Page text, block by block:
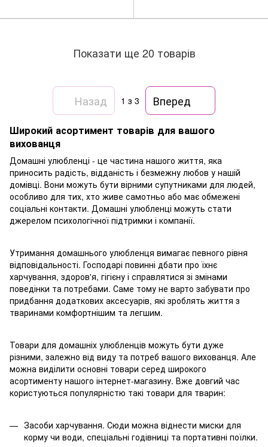
Показати ще 20 товарів
Назад 1 з 3 Вперед
Широкий асортимент товарів для вашого
вихованця
Домашні улюбленці - це частина нашого життя, яка
приносить радість, відданість і безмежну любов у нашій
домівці. Вони можуть бути вірними супутниками для людей,
особливо для тих, хто живе самотньо або має обмежені
соціальні контакти. Домашні улюбленці можуть стати
джерелом психологічної підтримки і компанії.
Утримання домашнього улюбленця вимагає певного рівня
відповідальності. Господарі повинні дбати про їхнє
харчування, здоров'я, гігієну і справлятися зі змінами
поведінки та потребами. Саме тому не варто забувати про
придбання додаткових аксесуарів, які зроблять життя з
тваринами комфортнішим та легшим.
Товари для домашніх улюбленців можуть бути дуже
різними, залежно від виду та потреб вашого вихованця. Але
можна виділити основні товари серед широкого
асортименту нашого інтернет-магазину. Вже довгий час
користуються популярністю такі товари для тварин:
Засоби харчування. Сюди можна віднести миски для
корму чи води, спеціальні годівниці та портативні поїлки.